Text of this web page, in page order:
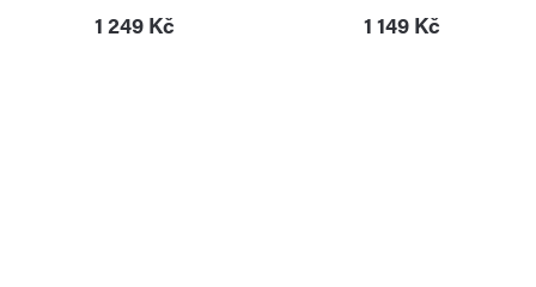
1 249 Kč 1 149 Kč